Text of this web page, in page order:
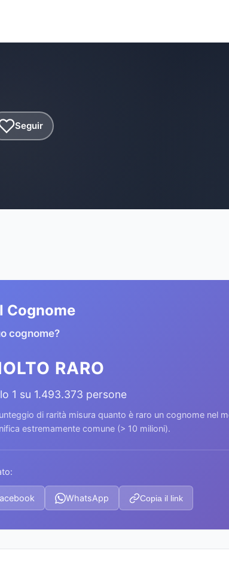
Seguir
Cognome
cognome?
RARO
1 su 1.493.373 persone
di rarità misura quanto è raro un cognome nel
estremamente comune (> 10 milioni).
WhatsApp Copia il link